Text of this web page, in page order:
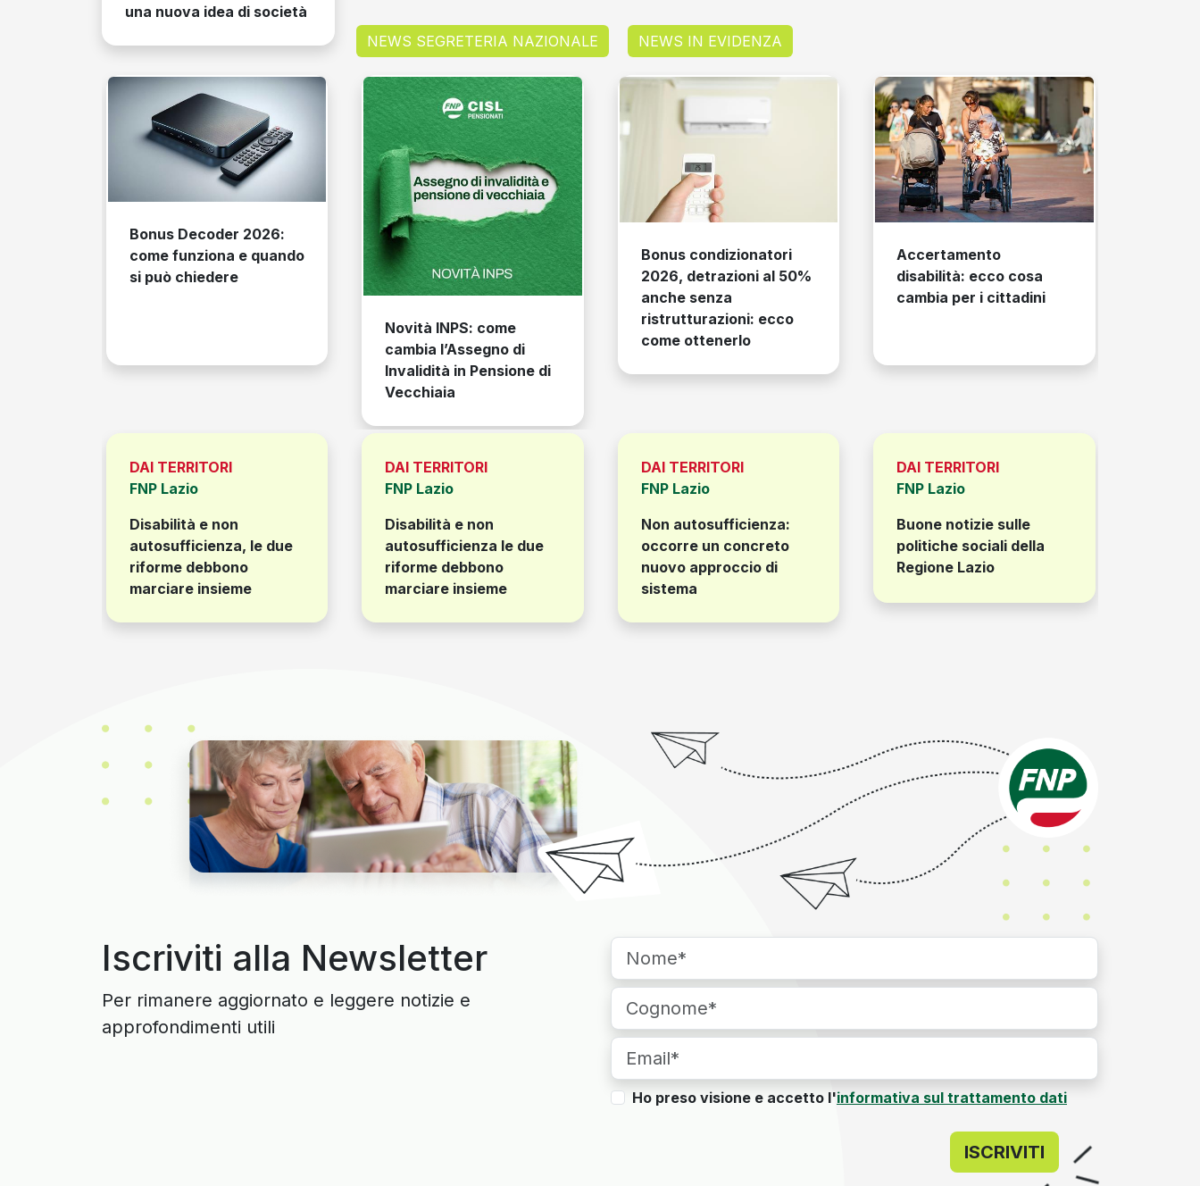
una nuova idea di società
NEWS SEGRETERIA NAZIONALE NEWS IN EVIDENZA
Bonus Decoder 2026:
come funziona e quando
si può chiedere
Novità INPS: come
cambia l’Assegno di
Invalidità in Pensione di
Vecchiaia
Bonus condizionatori
2026, detrazioni al 50%
anche senza
ristrutturazioni: ecco
come ottenerlo
Accertamento
disabilità: ecco cosa
cambia per i cittadini
DAI TERRITORI
FNP Lazio
Disabilità e non
autosufficienza, le due
riforme debbono
marciare insieme
DAI TERRITORI
FNP Lazio
Disabilità e non
autosufficienza le due
riforme debbono
marciare insieme
DAI TERRITORI
FNP Lazio
Non autosufficienza:
occorre un concreto
nuovo approccio di
sistema
DAI TERRITORI
FNP Lazio
Buone notizie sulle
politiche sociali della
Regione Lazio
Iscriviti alla Newsletter
Per rimanere aggiornato e leggere notizie e
approfondimenti utili
Ho preso visione e accetto l'informativa sul trattamento dati
ISCRIVITI